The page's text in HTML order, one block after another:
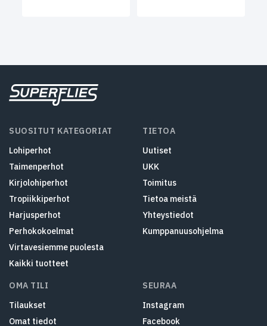
SUOSITUT KATEGORIAT
Lohiperhot
Taimenperhot
Kirjolohiperhot
Tropiikkiperhot
Harjusperhot
Perhokokoelmat
Virtavesiemme puolesta
Kaikki tuotteet
TIETOA
Uutiset
UKK
Toimitus
Tietoa meistä
Yhteystiedot
Kumppanuusohjelma
OMA TILI
Tilaukset
Omat tiedot
SEURAA
Instagram
Facebook